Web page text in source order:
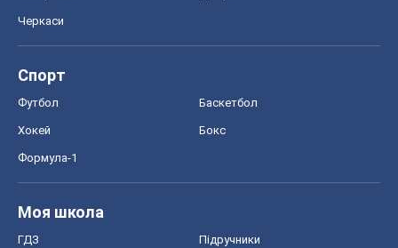
Черкаси
Спорт
Футбол Баскетбол
Хокей Бокс
Формула-1
Моя школа
ГДЗ Підручники